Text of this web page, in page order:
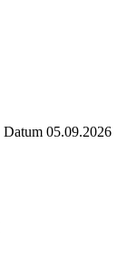
Datum 05.09.2026